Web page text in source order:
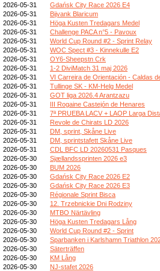
2026-05-31
Gdańsk City Race 2026 E4
2026-05-31
Bijvank Blaricum
2026-05-31
Höga Kusten Tredagars Medel
2026-05-31
Challenge PACA n°5 - Pavoux
2026-05-31
World Cup Round #2 - Sprint Relay
2026-05-31
WOC Spect #3 - Kinnekulle E2
2026-05-31
OY6-Sheepstn Crk
2026-05-31
1-2 DiviMatch 31 maj 2026
2026-05-31
VI Carreira de Orientación - Caldas
2026-05-31
Tullinge SK - KM-Helg Medel
2026-05-31
GOT liga 2026.4 Arantzazu
2026-05-31
III Rogaine Castejón de Henares
2026-05-31
7ª PRUEBA LACV + LAOP Larga
2026-05-31
Revole de Chirats LD 2026
2026-05-31
DM, sprint, Skåne Live
2026-05-31
DM, sprintstafett Skåne Live
2026-05-31
CDL BFC LD 20260531 Pasques
2026-05-30
Sjællandssprinten 2026 e3
2026-05-30
BUM 2026
2026-05-30
Gdańsk City Race 2026 E2
2026-05-30
Gdańsk City Race 2026 E3
2026-05-30
Régionale Sprint Bisca
2026-05-30
12. Trzebnickie Dni Rodziny
2026-05-30
MTBO Närtävling
2026-05-30
Höga Kusten Tredagars Lång
2026-05-30
World Cup Round #2 - Sprint
2026-05-30
Sparbanken i Karlshamn Triathlon
2026-05-30
Säterträffen
2026-05-30
KM Lång
2026-05-30
NJ-stafet 2026